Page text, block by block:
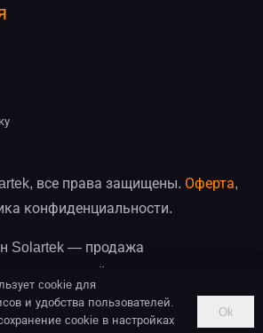
все права защищены. Оферта,
конфиденциальности.
Solartek — продажа
архитектурной пленки, оптом и в
рулонами и на отрез, доставка по
Москве и всей России
cookie для
и удобства пользователей.
cookie в настройках
Ok